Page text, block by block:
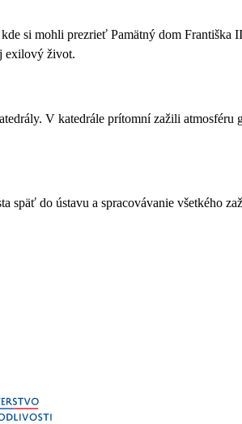
si mohli prezrieť Pamätný dom Františka
exilový život.
. V katedrále prítomní zažili atmosféru
späť do ústavu a spracovávanie všetkého